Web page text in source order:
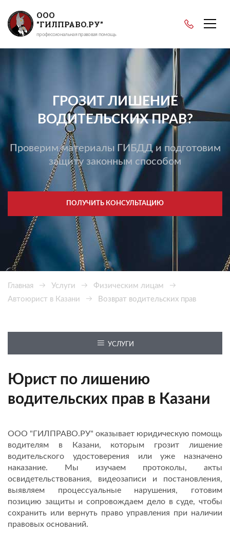
ООО
"ГИЛПРАВО.РУ"
профессиональная правовая помощь
ГРОЗИТ ЛИШЕНИЕ
ВОДИТЕЛЬСКИХ ПРАВ?
Проверим материалы ГИБДД и подготовим
защиту законным способом
ПОЛУЧИТЬ КОНСУЛЬТАЦИЮ
Главная Услуги
Физическим лицам
Автоюрист в Казани
Возврат водительских прав
УСЛУГИ
Юрист по лишению
водительских прав в Казани
ООО "ГИЛПРАВО.РУ" оказывает юридическую помощь
водителям в Казани, которым грозит лишение
водительского удостоверения или уже назначено
наказание. Мы изучаем протоколы, акты
освидетельствования, видеозаписи и постановления,
выявляем процессуальные нарушения, готовим
позицию защиты и сопровождаем дело в суде, чтобы
сохранить или вернуть право управления при наличии
правовых оснований.